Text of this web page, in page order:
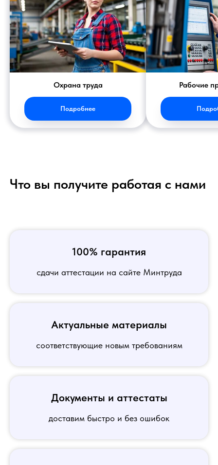
Охрана труда
Подробнее
Рабочие
Что вы получите работая с нами
100% гарантия
сдачи аттестации на сайте Минтруда
Актуальные материалы
соответствующие новым требованиям
Документы и аттестаты
доставим быстро и без ошибок